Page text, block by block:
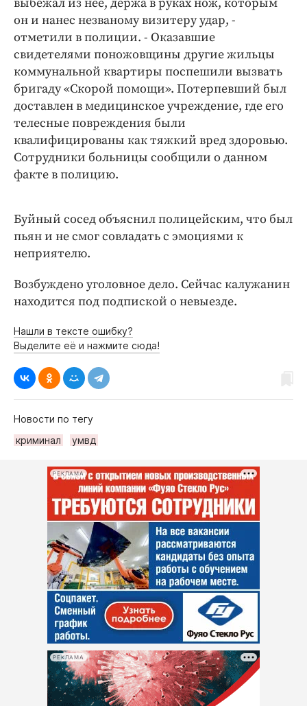
выбежал из нее, держа в руках нож, которым
он и нанес незваному визитеру удар, -
отметили в полиции. - Оказавшие
свидетелями поножовщины другие жильцы
коммунальной квартиры поспешили вызвать
бригаду «Скорой помощи». Потерпевший был
доставлен в медицинское учреждение, где его
телесные повреждения были
квалифицированы как тяжкий вред здоровью.
Сотрудники больницы сообщили о данном
факте в полицию.
Буйный сосед объяснил полицейским, что был
пьян и не смог совладать с эмоциями к
неприятелю.
Возбуждено уголовное дело. Сейчас калужанин
находится под подпиской о невыезде.
Нашли в тексте ошибку?
Выделите её и нажмите сюда!
Новости по тегу
криминал
умвд
РЕКЛАМА
РЕКЛАМА